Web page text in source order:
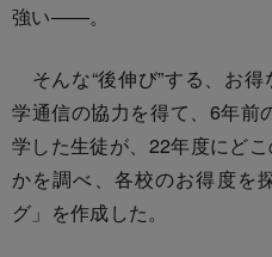
強い――。
そんな“後伸び”する、お
学通信の協力を得て、6年前
学した生徒が、22年度にど
かを調べ、各校のお得度を
グ」を作成した。